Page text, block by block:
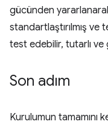
gücünden
standartlaştırılmış
test edebilir, tutarlı
Son adım
Kurulumun tamamını